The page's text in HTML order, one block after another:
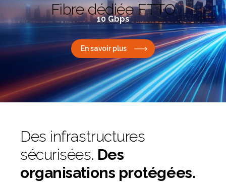
Fibre dédiée FTTO
10 Gbps
En savoir plus
Des infrastructures
sécurisées. Des
organisations protégées.